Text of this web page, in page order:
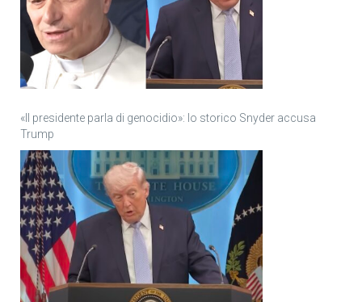
«Il presidente parla di genocidio»: lo storico Snyder accusa
Trump